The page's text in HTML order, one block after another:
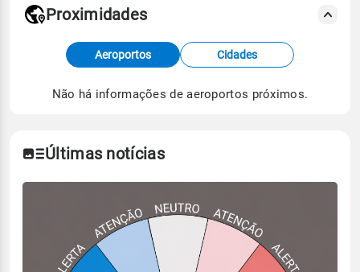
Fonte: dados combinados de estações
meteorológicas e satélite do Centro de Previsão
de Tempo e Estudos Climáticos (CPTEC).
Proximidades
Aeroportos Cidades
Não há informações de aeroportos próximos.
Últimas notícias